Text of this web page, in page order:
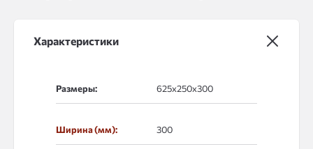
Характеристики
Размеры:
Ширина (мм): 300